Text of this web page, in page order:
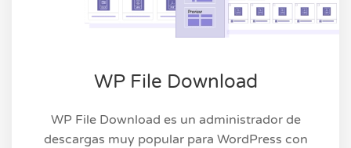
WP File Download
WP File Download es un administrador de
descargas muy popular para WordPress con